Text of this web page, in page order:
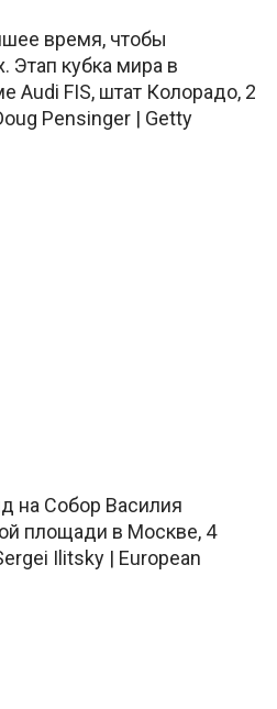
время, чтобы
Этап кубка мира в
Audi FIS, штат Колорадо, 2
Pensinger | Getty
на Собор Василия
площади в Москве, 4
Ilitsky | European